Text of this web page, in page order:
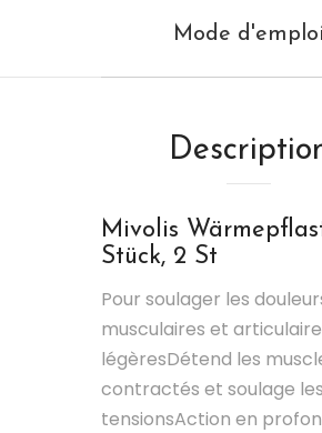
Mode d'emploi
Mivolis
Stück, 2 St
Pour soulager les
musculaires et
légèresDétend les
contractés et soulage les
tensionsAction en